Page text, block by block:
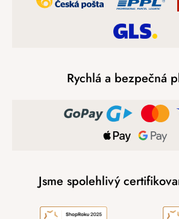
Rychlá a bezpečná
Jsme spolehlivý